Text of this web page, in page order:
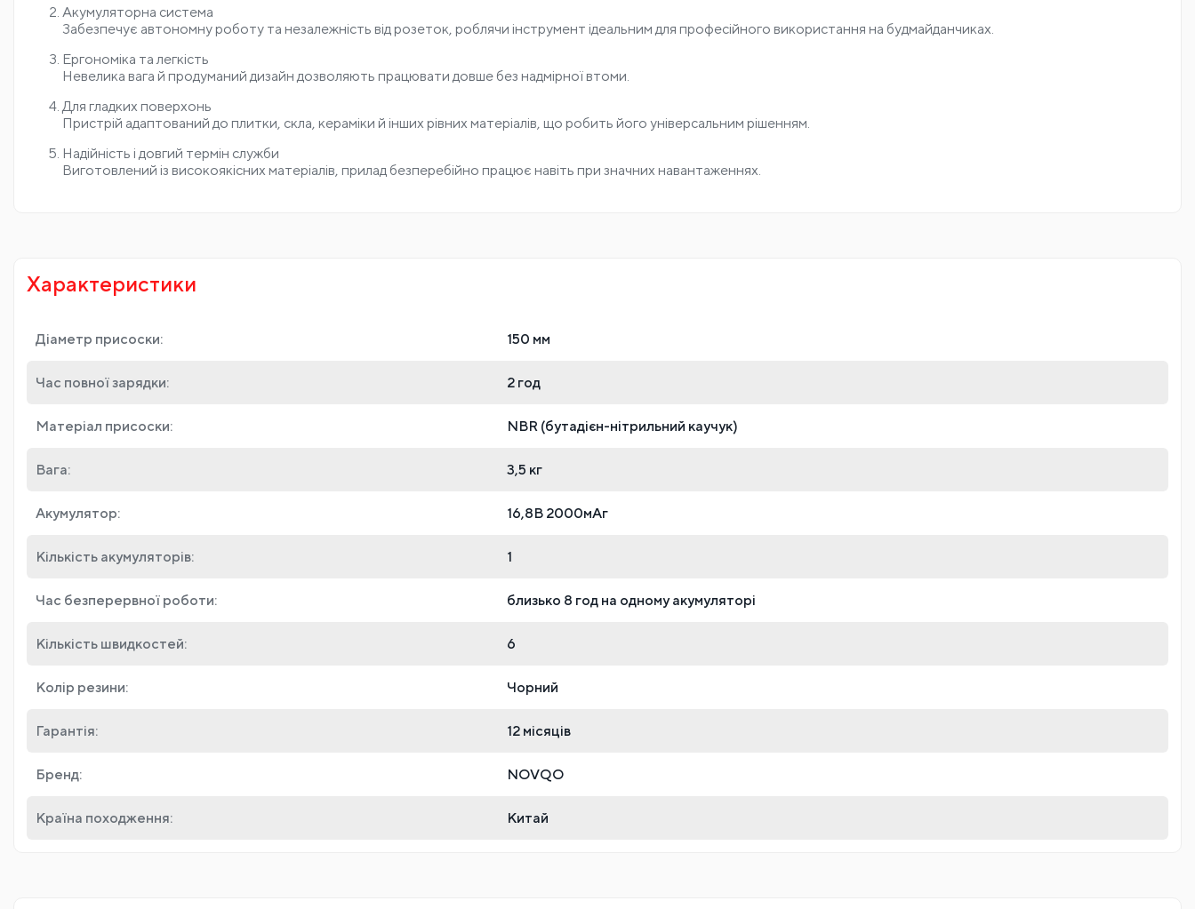
Акумуляторна система
Забезпечує автономну роботу та незалежність від розеток, роблячи інструмент ідеальним для професійного використання на будмайданчиках.
Ергономіка та легкість
Невелика вага й продуманий дизайн дозволяють працювати довше без надмірної втоми.
Для гладких поверхонь
Пристрій адаптований до плитки, скла, кераміки й інших рівних матеріалів, що робить його універсальним рішенням.
Надійність і довгий термін служби
Виготовлений із високоякісних матеріалів, прилад безперебійно працює навіть при значних навантаженнях.
Характеристики
Діаметр присоски: 150 мм
Час повної зарядки: 2 год
Матеріал присоски: NBR (бутадієн-нітрильний каучук)
Вага: 3,5 кг
Акумулятор: 16,8В 2000мАг
Кількість акумуляторів: 1
Час безперервної роботи: близько 8 год на одному акумуляторі
Кількість швидкостей: 6
Колір резини: Чорний
Гарантія: 12 місяців
Бренд: NOVQO
Країна походження: Китай